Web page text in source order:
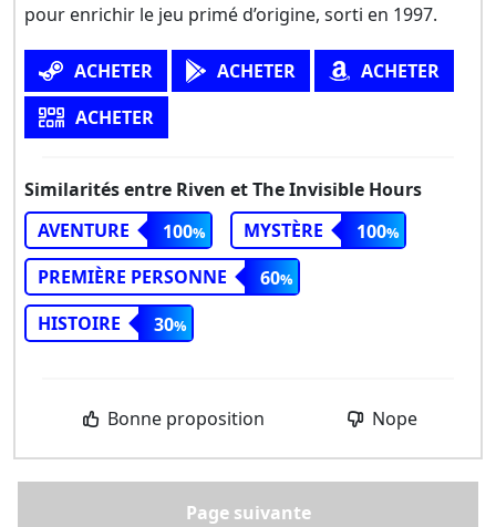
pour enrichir le jeu primé d’origine, sorti en 1997.
ACHETER ACHETER
ACHETER
ACHETER
Similarités entre Riven et The Invisible Hours
AVENTURE
100 MYSTÈRE
100
PREMIÈRE PERSONNE
60
HISTOIRE
30
Bonne proposition Nope
Page suivante